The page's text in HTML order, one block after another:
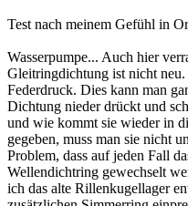
Test nach meinem Gefühl in
Wasserpumpe... Auch hier
Gleitringdichtung ist nicht neu.
Federdruck. Dies kann man
Dichtung nieder drückt und
und wie kommt sie wieder in
gegeben, muss man sie nicht
Problem, dass auf jeden Fall
Wellendichtring gewechselt
ich das alte Rillenkugellager